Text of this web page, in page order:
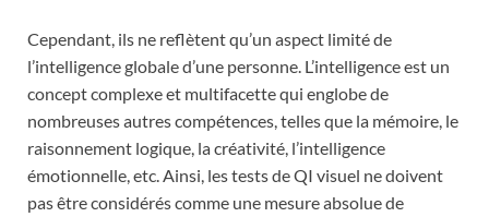
Cependant, ils ne reflètent qu’un aspect limité de
l’intelligence globale d’une personne. L’intelligence est un
concept complexe et multifacette qui englobe de
nombreuses autres compétences, telles que la mémoire, le
raisonnement logique, la créativité, l’intelligence
émotionnelle, etc. Ainsi, les tests de QI visuel ne doivent
pas être considérés comme une mesure absolue de